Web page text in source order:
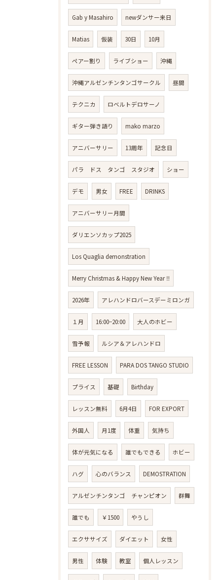
Gab y Masahiro newダンサー来日
Matias 仮装 30日 10月
ペアー割り ライブショー 沖縄
沖縄アルゼンチンタンゴサークル 昼間
テクニカ ロベルトデロサーノ
ギター弾き語り mako marzo
アニバーサリー 13周年 記念日
パラ ドス タンゴ スタジオ ショー
デモ 男女 FREE DRINKS
アニバーサリー月間
ダリエンソカップ2025
Los Quaglia demonstration
Merry Christmas & Happy New Year ‼️
2026年 アレハンドロバースデーミロンガ
１月 16:00−20:00 大人のホビー
雪予報 ルシア＆アレハンドロ
FREE LESSON PARA DOS TANGO STUDIO
プライス 基礎 Birthday
レッスン無料 6月4日 FOR EXPORT
外国人 月1度 体重 気持ち
体が元気になる 誰でもできる ホビー
ハグ 心のバランス DEMOSTRATION
アルゼンチンタンゴ チャンピオン 群舞
誰でも ￥1500 やうし
エクササイズ ダイエット 女性
男性 体験 教室 個人レッスン